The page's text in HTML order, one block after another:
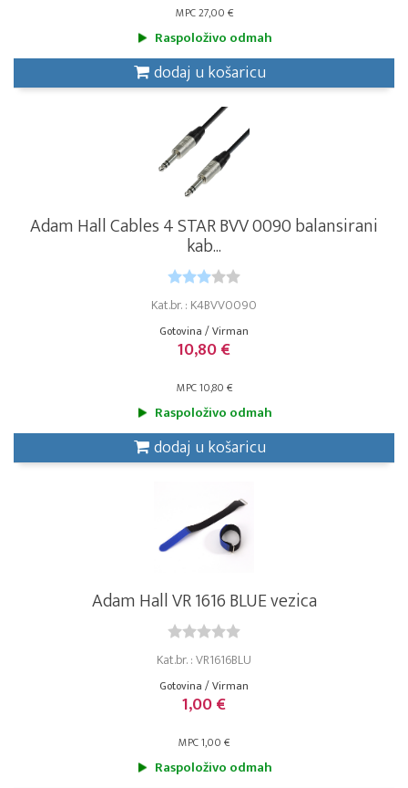
MPC 27,00 €
Raspoloživo odmah
dodaj u košaricu
Adam Hall Cables 4 STAR BVV 0090 balansirani
kab...
Kat.br. : K4BVV0090
Gotovina / Virman
10,80 €
MPC 10,80 €
Raspoloživo odmah
dodaj u košaricu
Adam Hall VR 1616 BLUE vezica
Kat.br. : VR1616BLU
Gotovina / Virman
1,00 €
MPC 1,00 €
Raspoloživo odmah